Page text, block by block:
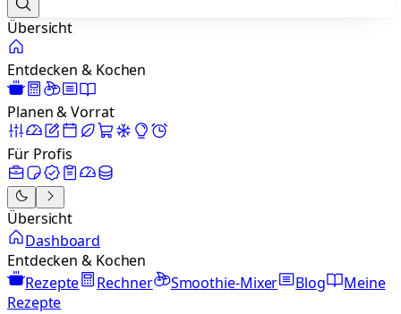
Übersicht
Entdecken & Kochen
Planen & Vorrat
Für Profis
Übersicht
Dashboard
Entdecken & Kochen
Rezepte
Rechner Smoothie-Mixer Blog
Meine
Rezepte